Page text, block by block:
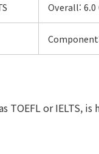
Overall: 6.0
TOEFL or IELTS,